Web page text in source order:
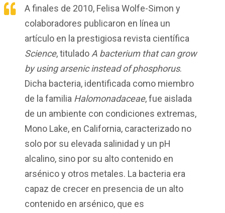
A finales de 2010, Felisa Wolfe-Simon y
colaboradores publicaron en línea un
artículo en la prestigiosa revista científica
Science, titulado A bacterium thatcangrow
by using arsenic instead of phosphorus.
Dicha bacteria, identificada como miembro
de la familia Halomonadaceae, fue aislada
de un ambiente con condiciones extremas,
Mono Lake, en California, caracterizado no
solo por su elevada salinidad y un pH
alcalino, sino por su alto contenido en
arsénico y otros metales. La bacteria era
capaz de crecer en presencia de un alto
contenido en arsénico, que es